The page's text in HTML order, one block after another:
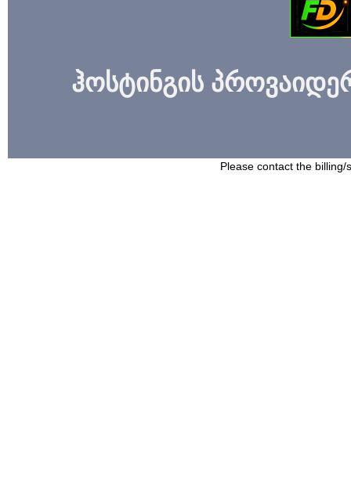
ჰოსტინგის
Please contact the